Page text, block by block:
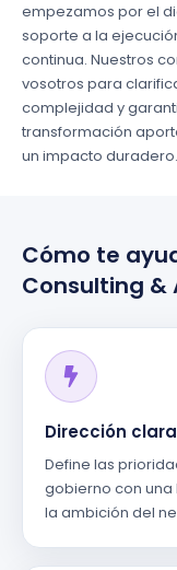
empezamos por el
soporte a la
continua. Nuestros
vosotros para
complejidad y
transformación
un impacto duradero.
Cómo te
Consulting &
Dirección
Define las
gobierno con
la ambición del